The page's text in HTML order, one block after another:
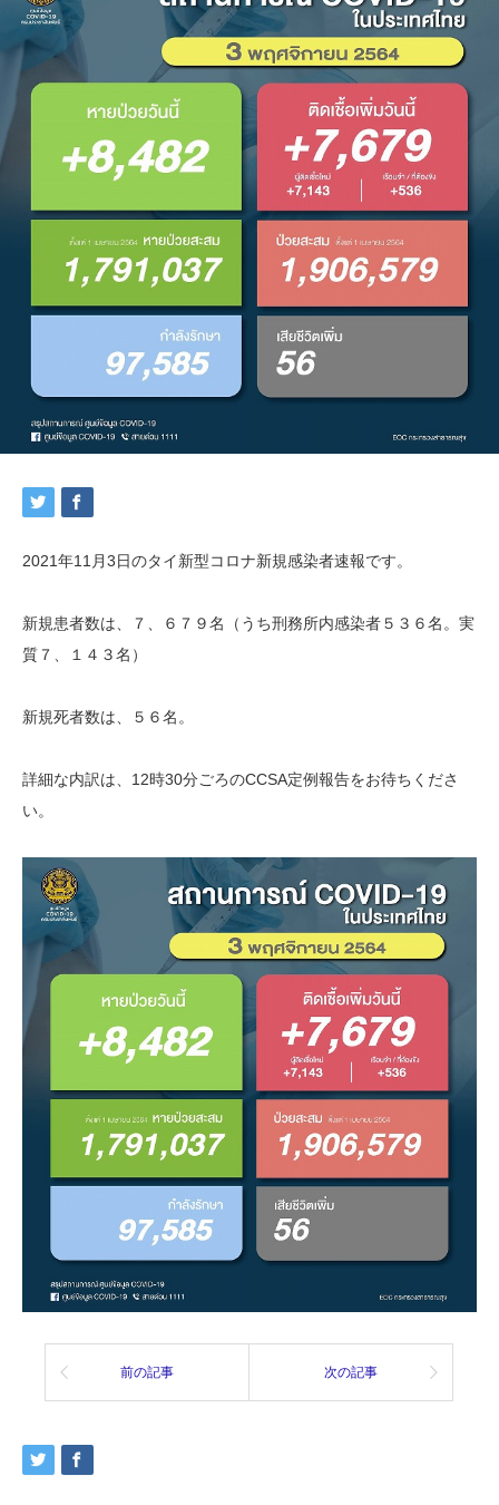
2021年11月3日のタイ新型コロナ新規感染者速報です。
新規患者数は、７、６７９名（うち刑務所内感染者５３６名。実
質７、１４３名）
新規死者数は、５６名。
詳細な内訳は、12時30分ごろのCCSA定例報告をお待ちくださ
い。
前の記事 次の記事